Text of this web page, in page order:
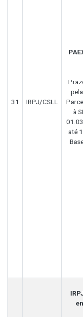
31 IRPJ/CSLL
à
até